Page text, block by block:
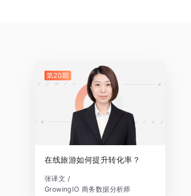
第20期
在线旅游如何提升转化率？
张译文 /
GrowingIO 商务数据分析师